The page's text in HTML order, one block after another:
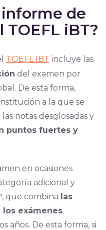
informe de
iBT?
TOEFL IBT incluye las
del examen por
De esta forma,
a la que se
notas desglosadas y
puntos fuertes y
en ocasiones
adicional y
que combina las
exámenes
años. De esta forma, si